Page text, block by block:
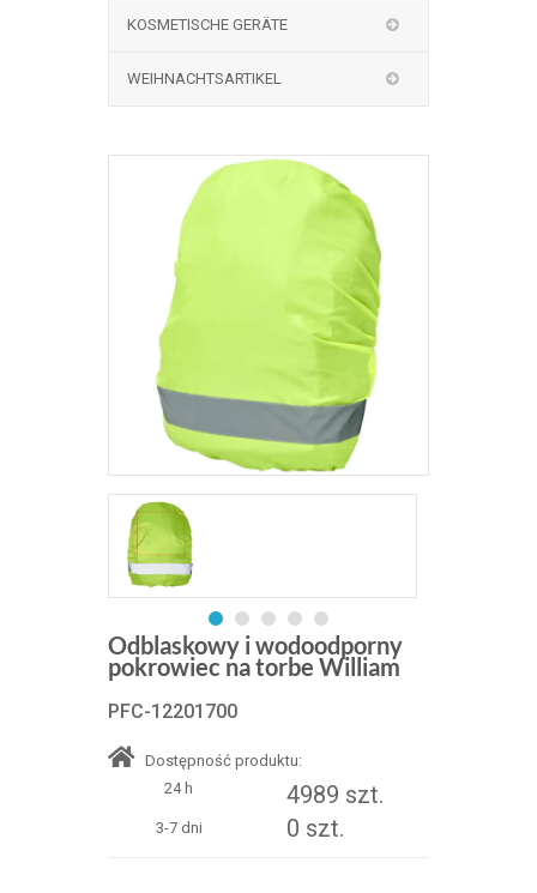
KOSMETISCHE GERÄTE
WEIHNACHTSARTIKEL
Odblaskowy i wodoodporny
pokrowiec na torbe William
PFC-12201700
Dostępność produktu:
24 h
4989 szt.
3-7 dni 0 szt.